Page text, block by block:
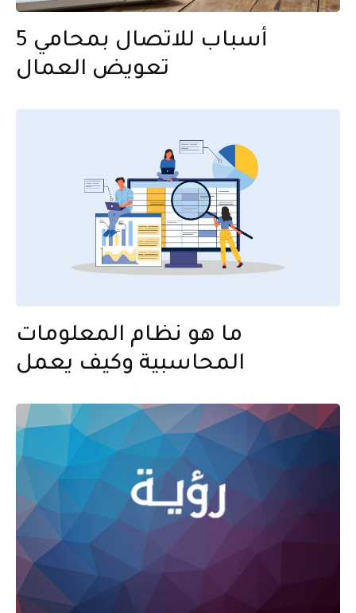
5 أسباب للاتصال بمحامي
تعويض العمال
ما هو نظام المعلومات
المحاسبية وكيف يعمل